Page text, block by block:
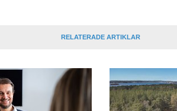
RELATERADE ARTIKLAR